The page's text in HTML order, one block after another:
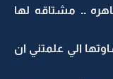
.. مشتاقه لها
الي علمتني ان